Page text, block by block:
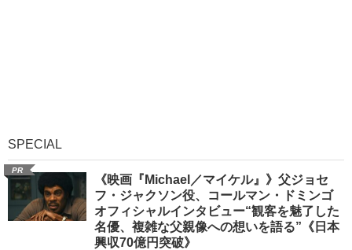
SPECIAL
PR
《映画『Michael／マイケル』》父ジョセ
フ・ジャクソン役、コールマン・ドミンゴ
オフィシャルインタビュー“観客を魅了した
名優、複雑な父親像への想いを語る”《日本
興収70億円突破》